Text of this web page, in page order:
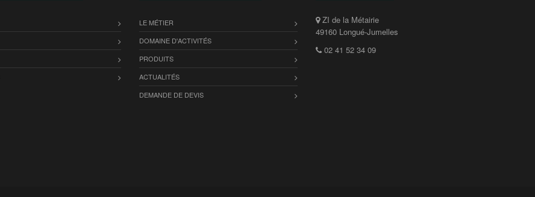
LE MÉTIER
DOMAINE D'ACTIVITÉS
PRODUITS
ACTUALITÉS
DEMANDE DE DEVIS
ZI de la Métairie
49160 Longué-Jumelles
02 41 52 34 09